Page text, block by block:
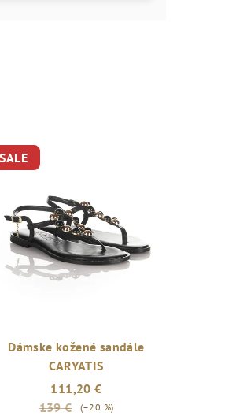
SALE
Dámske kožené sandále
CARYATIS
111,20 €
139 €
(–20 %)